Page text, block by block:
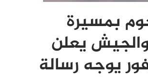
بمسيرة
يعلن
يوجه رسالة